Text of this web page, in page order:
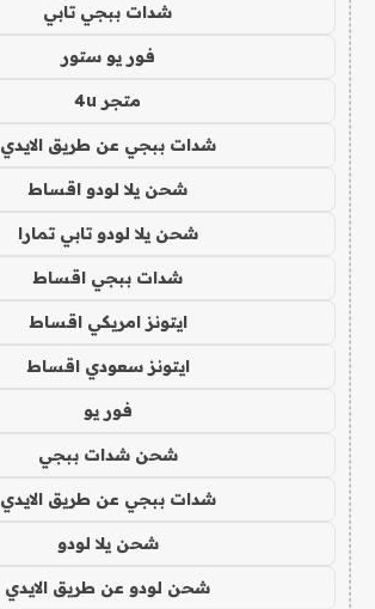
شدات ببجي تابي
فور يو ستور
متجر 4u
شدات ببجي عن طريق الايدي
شحن يلا لودو اقساط
شحن يلا لودو تابي تمارا
شدات ببجي اقساط
ايتونز امريكي اقساط
ايتونز سعودي اقساط
فور يو
شحن شدات ببجي
شدات ببجي عن طريق الايدي
شحن يلا لودو
شحن لودو عن طريق الايدي